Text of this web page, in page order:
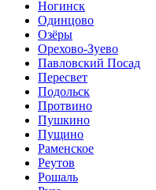
Ногинск
Одинцово
Озёры
Орехово-Зуево
Павловский Посад
Пересвет
Подольск
Протвино
Пушкино
Пущино
Раменское
Реутов
Рошаль